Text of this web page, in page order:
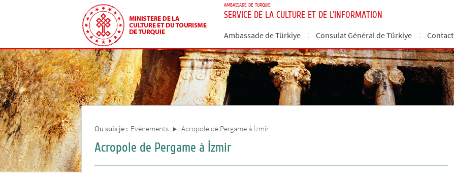
AMBASSADE DE TURQUIE
SERVICE DE LA CULTURE ET DE L’INFORMATION
Ambassade de Türkiye Consulat Général de Türkiye Contact
Ou suis je : Evénements Acropole de Pergame à İzmir
Acropole de Pergame à İzmir